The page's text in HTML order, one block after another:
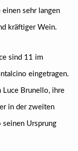
einen sehr langen
kräftiger Wein.
sind 11 im
eingetragen.
Luce Brunello, ihre
in der zweiten
seinen Ursprung